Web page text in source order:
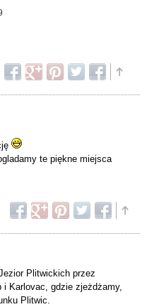
te piękne miejsca
Plitwickich przez
i Karlovac, gdzie zjeżdżamy,
Plitwic.